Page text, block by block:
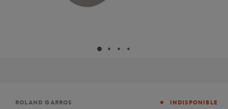
Marque
ROLAND GARROS INDISPONIBLE